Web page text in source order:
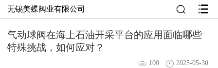
无锡美蝶阀业有限公司
气动球阀在海上石油开采平台的应用面临哪些
特殊挑战，如何应对？
100 2025-05-30